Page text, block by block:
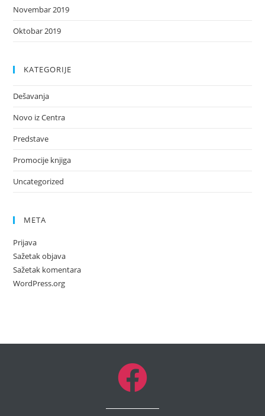
Novembar 2019
Oktobar 2019
KATEGORIJE
Dešavanja
Novo iz Centra
Predstave
Promocije knjiga
Uncategorized
META
Prijava
Sažetak objava
Sažetak komentara
WordPress.org